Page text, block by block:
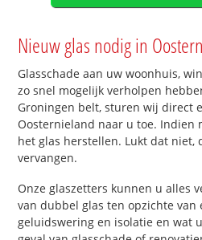
Nieuw glas nodig in
Glasschade aan uw woonhuis,
zo snel mogelijk verholpen
Groningen belt, sturen wij direct
Oosternieland naar u toe. Indien
het glas herstellen. Lukt dat niet,
vervangen.
Onze glaszetters kunnen u alles
van dubbel glas ten opzichte van
geluidswering en isolatie en wat